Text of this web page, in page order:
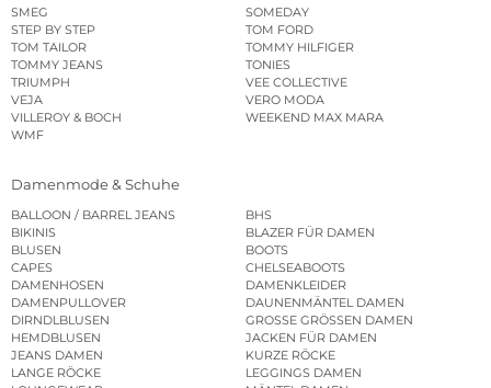
SMEG
SOMEDAY
STEP BY STEP
TOM FORD
TOM TAILOR
TOMMY HILFIGER
TOMMY JEANS
TONIES
TRIUMPH
VEE COLLECTIVE
VEJA
VERO MODA
VILLEROY & BOCH
WEEKEND MAX MARA
WMF
Damenmode & Schuhe
BALLOON / BARREL JEANS
BHS
BIKINIS
BLAZER FÜR DAMEN
BLUSEN
BOOTS
CAPES
CHELSEABOOTS
DAMENHOSEN
DAMENKLEIDER
DAMENPULLOVER
DAUNENMÄNTEL DAMEN
DIRNDLBLUSEN
GROSSE GRÖSSEN DAMEN
HEMDBLUSEN
JACKEN FÜR DAMEN
JEANS DAMEN
KURZE RÖCKE
LANGE RÖCKE
LEGGINGS DAMEN